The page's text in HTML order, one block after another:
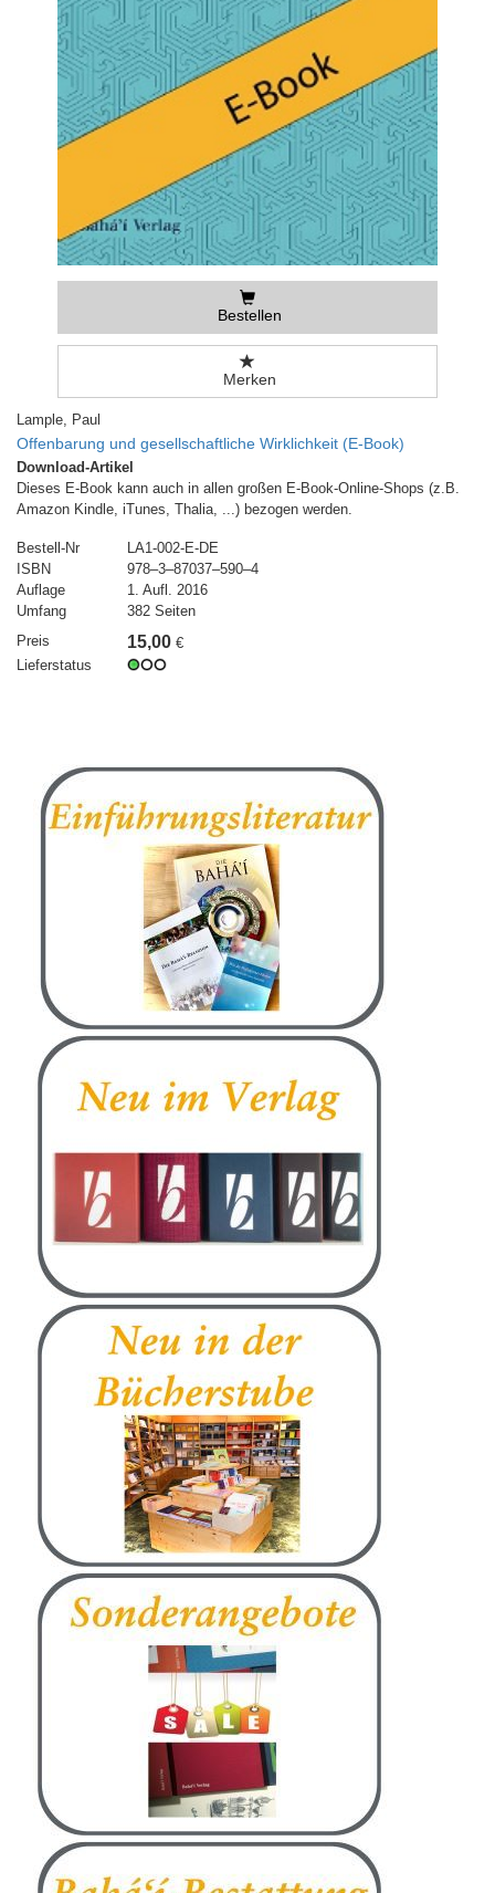
Bestellen
Merken
Lample, Paul
Offenbarung und gesellschaftliche Wirklichkeit (E-Book)
Download-Artikel
Dieses E-Book kann auch in allen großen E-Book-Online-Shops (z.B.
Amazon Kindle, iTunes, Thalia, ...) bezogen werden.
Bestell-Nr
LA1-002-E-DE
ISBN
978–3–87037–590–4
Auflage
1. Aufl. 2016
Umfang
382 Seiten
Preis
15,00 €
Lieferstatus